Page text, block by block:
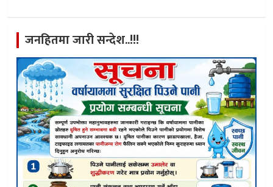
जनहितमा जारी सन्देश..!!!